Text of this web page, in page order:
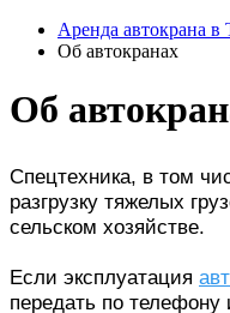
69
89
119
139
Аренда автокрана в
Об автокранах
Об
Спецтехника, в том
разгрузку тяжелых
сельском хозяйстве.
Если эксплуатация
передать по